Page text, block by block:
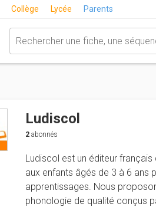
Collège Lycée Parents
Ludiscol
2 abonnés
Ludiscol est un éditeur
aux enfants âgés de 3 à 6 ans
apprentissages. Nous
phonologie de qualité conçus